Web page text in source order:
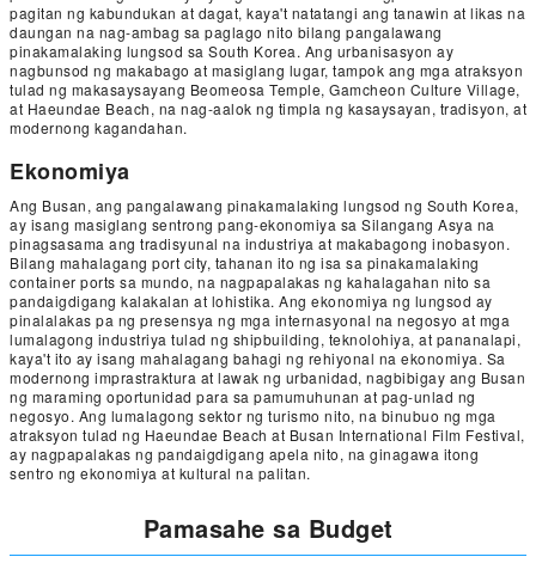
pagitan ng kabundukan at dagat, kaya't natatangi ang tanawin at likas na
daungan na nag-ambag sa paglago nito bilang pangalawang
pinakamalaking lungsod sa South Korea. Ang urbanisasyon ay
nagbunsod ng makabago at masiglang lugar, tampok ang mga atraksyon
tulad ng makasaysayang Beomeosa Temple, Gamcheon Culture Village,
at Haeundae Beach, na nag-aalok ng timpla ng kasaysayan, tradisyon, at
modernong kagandahan.
Ekonomiya
Ang Busan, ang pangalawang pinakamalaking lungsod ng South Korea,
ay isang masiglang sentrong pang-ekonomiya sa Silangang Asya na
pinagsasama ang tradisyunal na industriya at makabagong inobasyon.
Bilang mahalagang port city, tahanan ito ng isa sa pinakamalaking
container ports sa mundo, na nagpapalakas ng kahalagahan nito sa
pandaigdigang kalakalan at lohistika. Ang ekonomiya ng lungsod ay
pinalalakas pa ng presensya ng mga internasyonal na negosyo at mga
lumalagong industriya tulad ng shipbuilding, teknolohiya, at pananalapi,
kaya't ito ay isang mahalagang bahagi ng rehiyonal na ekonomiya. Sa
modernong imprastraktura at lawak ng urbanidad, nagbibigay ang Busan
ng maraming oportunidad para sa pamumuhunan at pag-unlad ng
negosyo. Ang lumalagong sektor ng turismo nito, na binubuo ng mga
atraksyon tulad ng Haeundae Beach at Busan International Film Festival,
ay nagpapalakas ng pandaigdigang apela nito, na ginagawa itong
sentro ng ekonomiya at kultural na palitan.
Pamasahe sa Budget